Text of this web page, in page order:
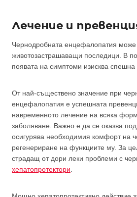
Лечение и
Чернодробната енцефалопатия
животозастрашаващи последици. В
появата на симптоми изисква
От най-съществено значение при
енцефалопатия е успешната
навременното лечение на всяка
заболяване. Важно е да се оказва
осигурява необходимия комфорт на
регенериране на функциите му. За
страдащ от дори леки проблеми с
хепатопротектори